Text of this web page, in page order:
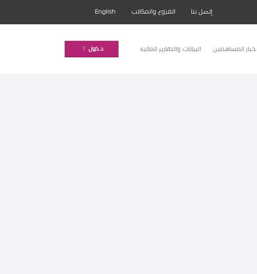
إتصل بنا الفروع والمكاتب English
اخبار المساهمين البيانات والتقارير المالية دخول